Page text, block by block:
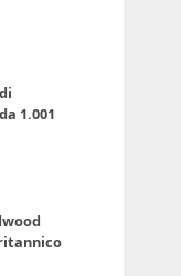
1.001